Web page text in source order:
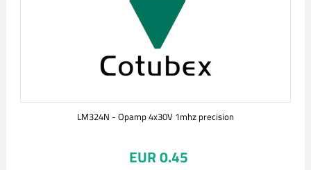
LM324N - Opamp 4x30V 1mhz precision
EUR 0.45